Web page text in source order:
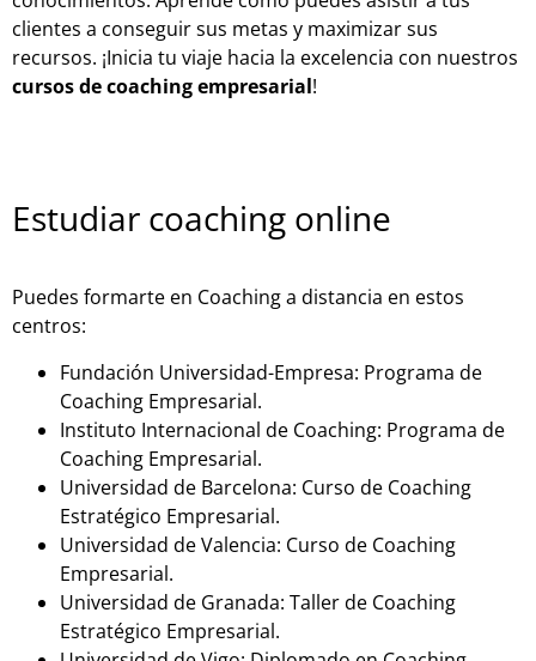
clientes a conseguir sus metas y maximizar sus
recursos. ¡Inicia tu viaje hacia la excelencia con nuestros
cursos de coaching empresarial!
Estudiar coaching online
Puedes formarte en Coaching a distancia en estos
centros:
Fundación Universidad-Empresa: Programa de
Coaching Empresarial.
Instituto Internacional de Coaching: Programa de
Coaching Empresarial.
Universidad de Barcelona: Curso de Coaching
Estratégico Empresarial.
Universidad de Valencia: Curso de Coaching
Empresarial.
Universidad de Granada: Taller de Coaching
Estratégico Empresarial.